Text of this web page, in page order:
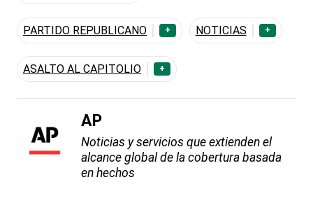
PARTIDO REPUBLICANO + NOTICIAS +
ASALTO AL CAPITOLIO +
AP
Noticias y servicios que extienden el
alcance global de la cobertura basada
en hechos